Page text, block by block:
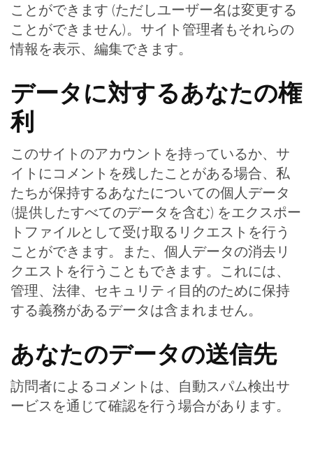
ことができます (ただしユーザー名は変更する
ことができません)。サイト管理者もそれらの
情報を表示、編集できます。
データに対するあなたの権
利
このサイトのアカウントを持っているか、サ
イトにコメントを残したことがある場合、私
たちが保持するあなたについての個人データ
(提供したすべてのデータを含む) をエクスポー
トファイルとして受け取るリクエストを行う
ことができます。また、個人データの消去リ
クエストを行うこともできます。これには、
管理、法律、セキュリティ目的のために保持
する義務があるデータは含まれません。
あなたのデータの送信先
訪問者によるコメントは、自動スパム検出サ
ービスを通じて確認を行う場合があります。